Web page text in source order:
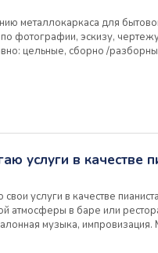
металлокаркаса для
фотографии, эскизу,
цельные, сборно /
метизами, фурнитурой,
и эксплуатации. По
услуги в качестве
услуги в качестве
атмосферы в баре или
музыка,
с пожеланиями заказчика.